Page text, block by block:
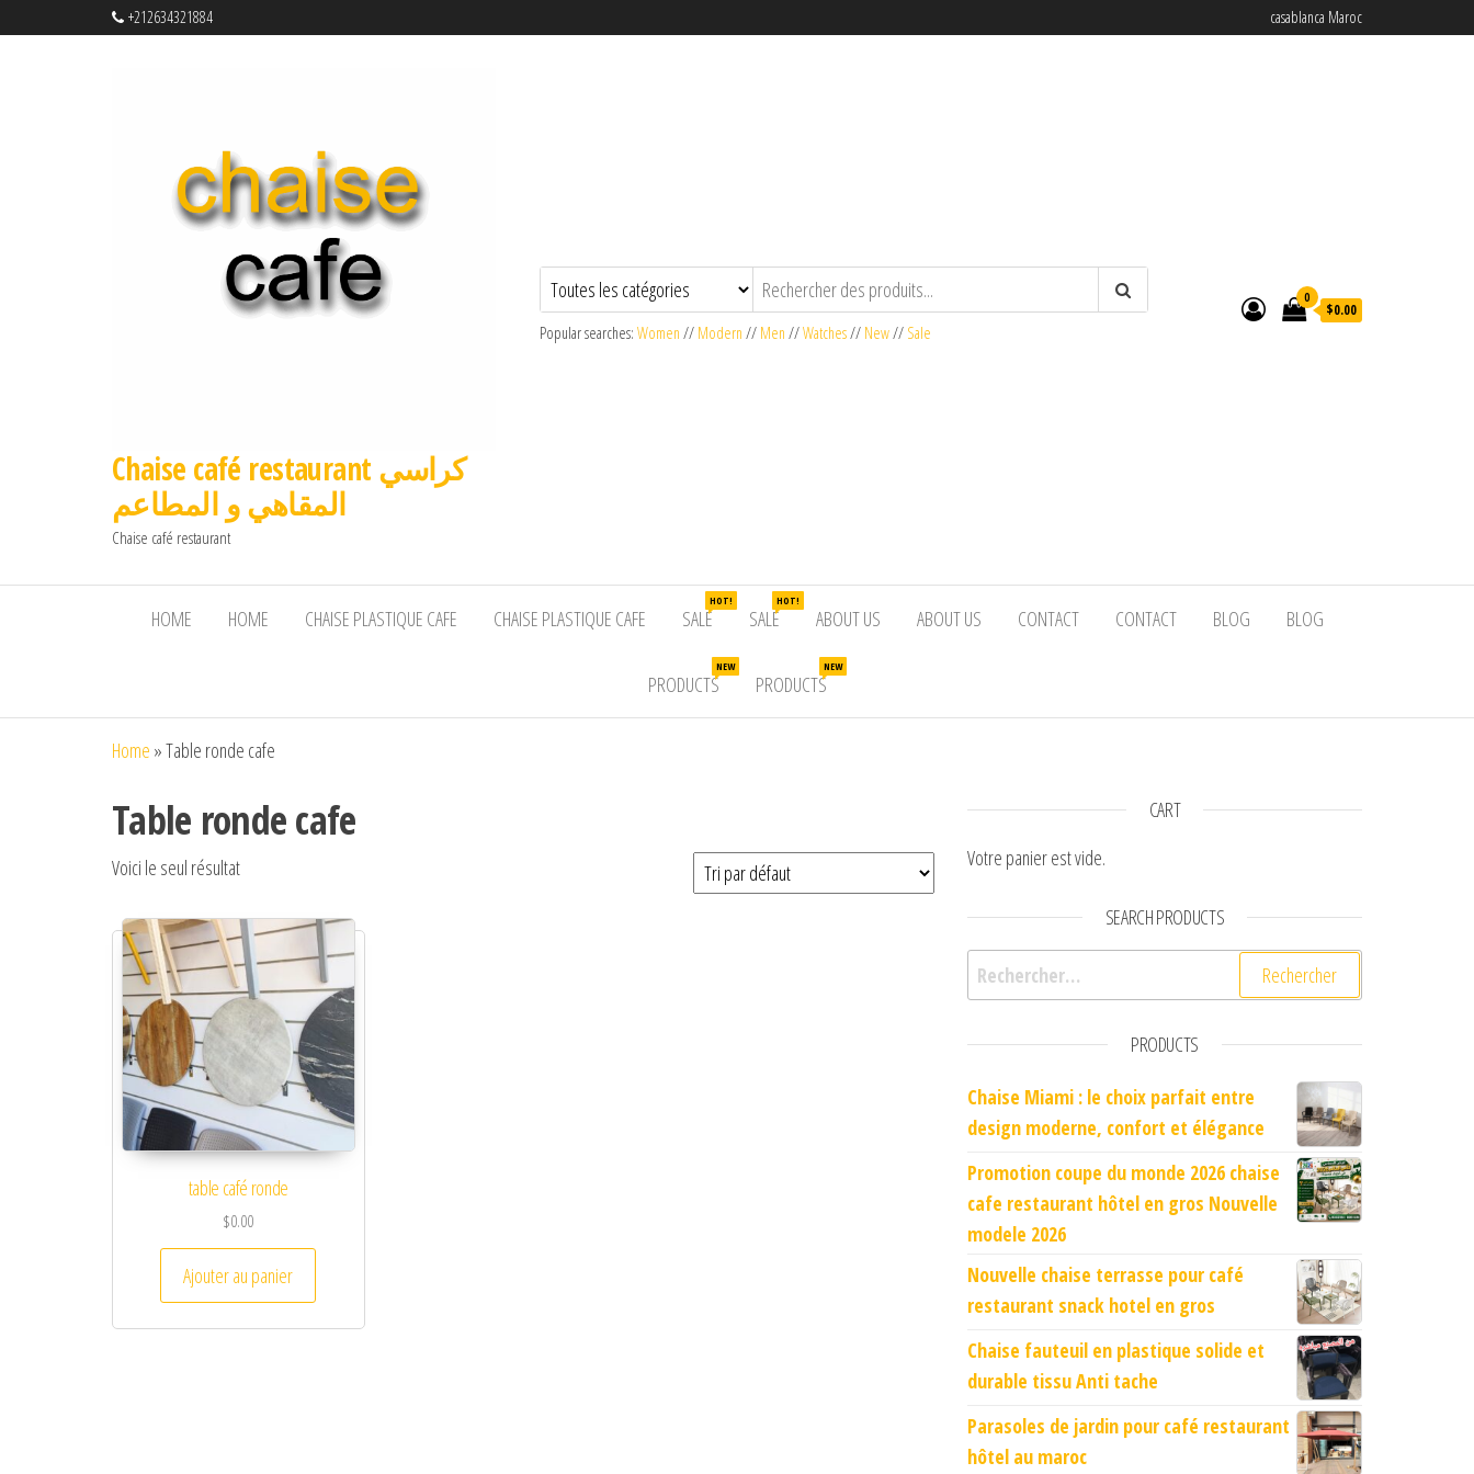
+212634321884 casablanca Maroc
Chaise café restaurant كراسي
المقاهي و المطاعم
Chaise café restaurant
Popular searches: Women // Modern // Men //Watches// New// Sale
0
$0.00
HOME HOME CHAISE PLASTIQUE CAFE CHAISE PLASTIQUE CAFE SALE
HOT!
SALE
HOT!
ABOUT US ABOUT US CONTACT CONTACT BLOG BLOG
PRODUCTS
NEW
PRODUCTS
NEW
Home »Table ronde cafe
Table ronde cafe
Voici le seul résultat
table café ronde
$0.00
Ajouter au panier
CART
Votre panier est vide.
SEARCH PRODUCTS
Rechercher :
PRODUCTS
Chaise Miami : le choix parfait entre
design moderne, confort et élégance
Promotion coupe du monde 2026 chaise
cafe restaurant hôtel en gros Nouvelle
modele 2026
Nouvelle chaise terrasse pour café
restaurant snack hotel en gros
Chaise fauteuil en plastique solide et
durable tissu Anti tache
Parasoles de jardin pour café restaurant
hôtel au maroc